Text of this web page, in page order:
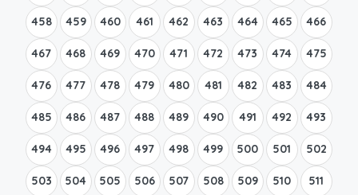
458 459 460 461 462 463 464 465 466
467 468 469 470 471 472 473 474 475
476 477 478 479 480 481 482 483 484
485 486 487 488 489 490 491 492 493
494 495 496 497 498 499 500 501 502
503 504 505 506 507 508 509 510 511